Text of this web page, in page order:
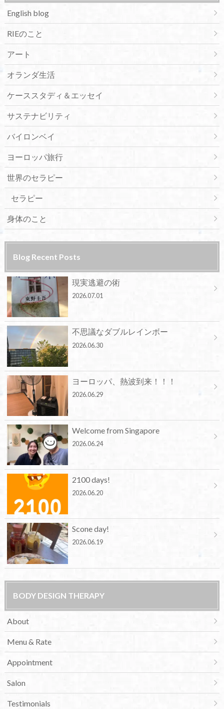
English blog
RIEのこと
アート
オランダ生活
ケーススタディ＆エッセイ
サステナビリティ
バイロンベイ
ヨーロッパ旅行
世界のセラピー
セラピー
身体のこと
Blog Recent Posts
現実逃避の術
2026.07.01
不思議なダブルレインボー
2026.06.30
ヨーロッパ、熱波到来！！！
2026.06.29
Welcome from Singapore
2026.06.24
2100 days!
2026.06.20
Scone day!
2026.06.19
BODY DESIGN THERAPY
About
Menu & Rate
Appointment
Salon
Testimonials